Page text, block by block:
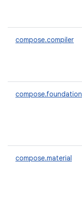
compose.compiler
compose.foundation
compose.material